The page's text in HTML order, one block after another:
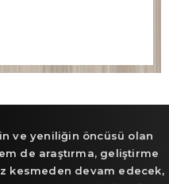
ve yeniliğin öncüsü olan
de araştırma, geliştirme
kesmeden devam edecek,